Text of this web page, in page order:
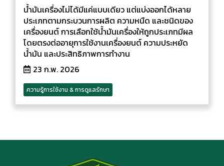
น้ำมันเครื่องไม่ได้มีแค่แบบเดียว แต่แบ่งออกได้หลาย
ประเภทตามกระบวนการผลิต ความหนืด และชนิดของ
เครื่องยนต์ การเลือกใช้น้ำมันเครื่องให้ถูกประเภทมีผล
โดยตรงต่ออายุการใช้งานเครื่องยนต์ ความประหยัด
น้ำมัน และประสิทธิภาพการทำงาน
23 ก.พ. 2026
ความรู้การใช้งาน & การดูแลรักษา